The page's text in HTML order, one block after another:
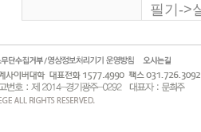
필기->